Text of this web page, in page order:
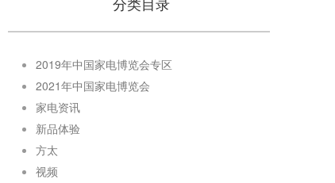
2019年中国家电博览会专区
2021年中国家电博览会
家电资讯
新品体验
方太
视频